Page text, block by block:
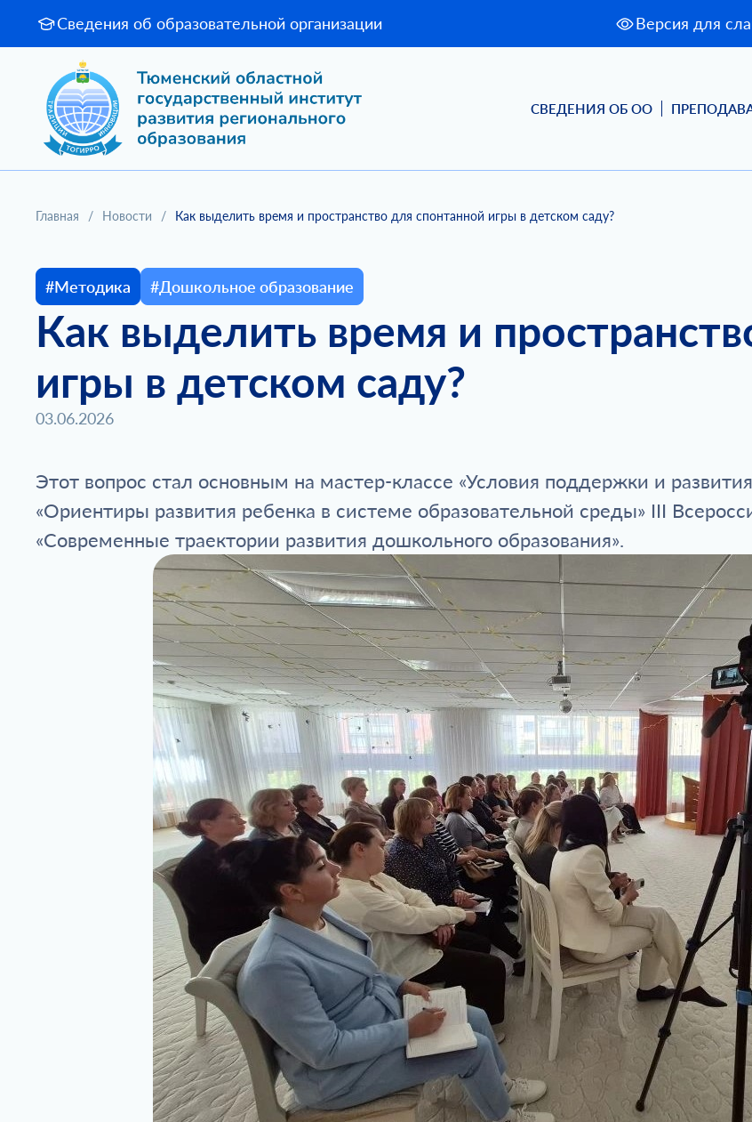
Версия для
Сведения об образовательной организации
СВЕДЕНИЯ ОБ ОО
Главная / Новости / Как выделить время и пространство для спонтанной игры в детском саду?
#Методика #Дошкольное образование
Как выделить время и
игры в детском саду?
03.06.2026
Этот вопрос стал основным на мастер-классе «Условия поддержки и
«Ориентиры развития ребенка в системе образовательной среды» III
«Современные траектории развития дошкольного образования».